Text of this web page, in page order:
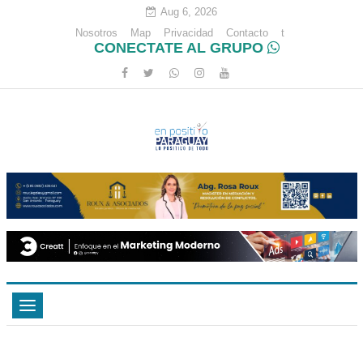
Aug 6, 2026
Nosotros
Map Privacidad Contacto t
CONECTATE AL GRUPO
Toggle
navigation